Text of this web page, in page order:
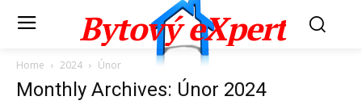
Bytový eXpert
Home 2024 Únor
Monthly Archives: Únor 2024